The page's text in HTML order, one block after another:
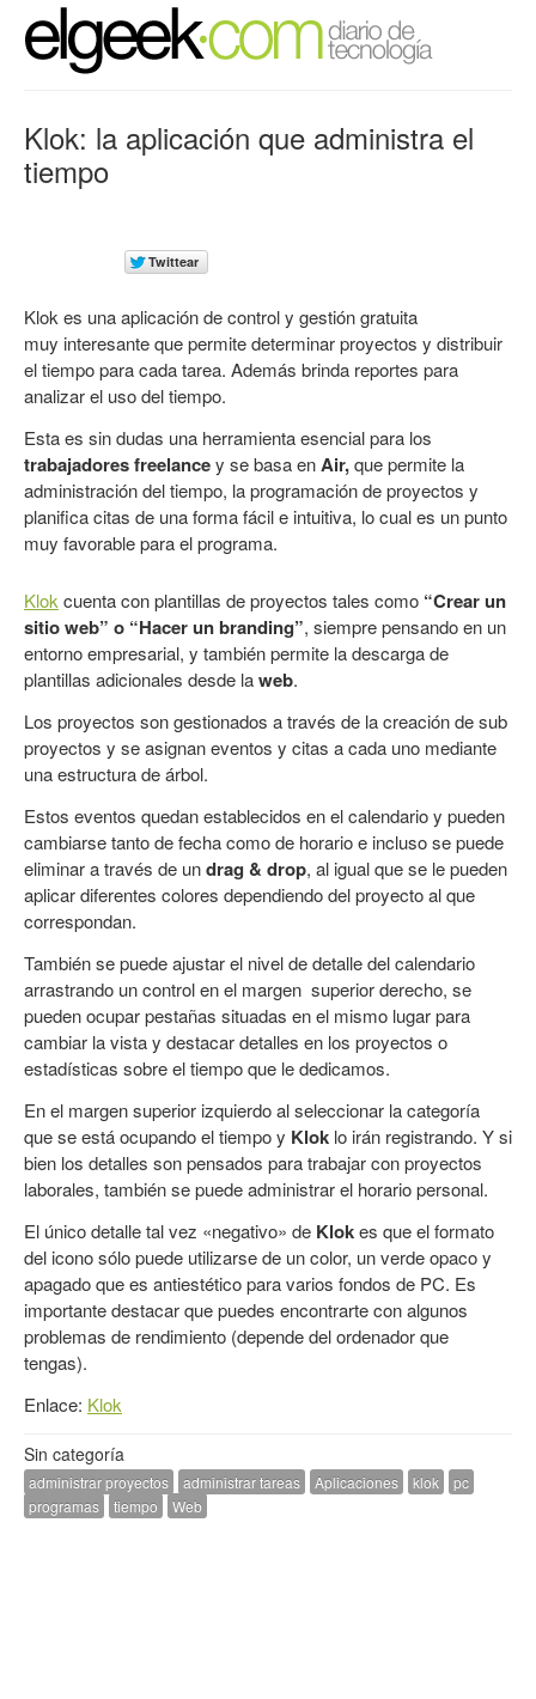
Klok: la aplicación que administra el
tiempo
Klok es una aplicación de control y gestión gratuita
muy interesante que permite determinar proyectos y distribuir
el tiempo para cada tarea. Además brinda reportes para
analizar el uso del tiempo.
Esta es sin dudas una herramienta esencial para los
trabajadores freelancey se basa enAir,que permite la
administración del tiempo, la programación de proyectos y
planifica citas de una forma fácil e intuitiva, lo cual es un punto
muy favorable para el programa.
Klok cuenta con plantillas de proyectos tales como “Crear un
sitio web” o “Hacer un branding”, siempre pensando en un
entorno empresarial, y también permite la descarga de
plantillas adicionales desde laweb.
Los proyectos son gestionados a través de la creación de sub
proyectos y se asignan eventos y citas a cada uno mediante
una estructura de árbol.
Estos eventos quedan establecidos en el calendario y pueden
cambiarse tanto de fecha como de horario e incluso se puede
eliminar a través de undrag & drop, al igual que se le pueden
aplicar diferentes colores dependiendo del proyecto al que
correspondan.
También se puede ajustar el nivel de detalle del calendario
arrastrando un control en el margen superior derecho, se
pueden ocupar pestañas situadas en el mismo lugar para
cambiar la vista y destacar detalles en los proyectos o
estadísticas sobre el tiempo que le dedicamos.
En el margen superior izquierdo al seleccionar la categoría
que se está ocupando el tiempo y Klok lo irán registrando. Y si
bien los detalles son pensados para trabajar con proyectos
laborales, también se puede administrar el horario personal.
El único detalle tal vez «negativo» de Klokes que el formato
del icono sólo puede utilizarse de un color, un verde opaco y
apagado que es antiestético para varios fondos de PC. Es
importante destacar que puedes encontrarte con algunos
problemas de rendimiento (depende del ordenador que
tengas).
Enlace: Klok
Sin categoría
administrar proyectos administrar tareas Aplicaciones klok
pc
programas
tiempo Web